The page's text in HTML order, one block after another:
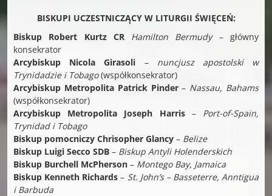
BISKUPI UCZESTNICZĄCY W LITURGII ŚWIĘCEŃ:
Biskup Robert Kurtz CR Hamilton Bermudy – główny
konsekrator
Arcybiskup Nicola Girasoli – nuncjusz apostolski w
Trynidadzie i Tobago(współkonsekrator)
Arcybiskup Metropolita Patrick Pinder– Nassau, Bahams
(współkonsekrator)
Arcybiskup Metropolita Joseph Harris – Port-of-Spain,
Trynidad i Tobago
Biskup pomocniczy Chrisopher Glancy – Belize
Biskup Luigi Secco SDB – Biskup Antyli Holenderskich
Biskup Burchell McPherson – Montego Bay, Jamaica
Biskup Kenneth Richards– St. John’s – Basseterre, Anntigua
i Barbuda